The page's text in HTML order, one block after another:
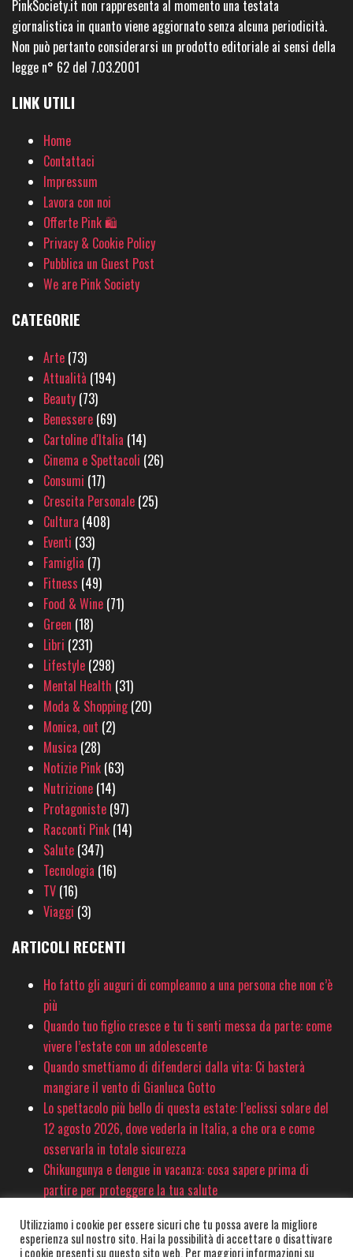
PinkSociety.it non rappresenta al momento una testata
giornalistica in quanto viene aggiornato senza alcuna periodicità.
Non può pertanto considerarsi un prodotto editoriale ai sensi della
legge n° 62 del 7.03.2001
LINK UTILI
Home
Contattaci
Impressum
Lavora con noi
Offerte Pink 🛍
Privacy & Cookie Policy
Pubblica un Guest Post
We are Pink Society
CATEGORIE
Arte (73)
Attualità (194)
Beauty (73)
Benessere (69)
Cartoline d'Italia (14)
Cinema e Spettacoli (26)
Consumi (17)
Crescita Personale (25)
Cultura (408)
Eventi (33)
Famiglia (7)
Fitness (49)
Food & Wine (71)
Green (18)
Libri (231)
Lifestyle (298)
Mental Health (31)
Moda & Shopping(20)
Monica, out (2)
Musica (28)
Notizie Pink (63)
Nutrizione (14)
Protagoniste (97)
Racconti Pink (14)
Salute (347)
Tecnologia (16)
TV (16)
Viaggi (3)
ARTICOLI RECENTI
Ho fatto gli auguri di compleanno a una persona che non c’è
più
Quando tuo figlio cresce e tu ti senti messa da parte: come
vivere l’estate con un adolescente
Quando smettiamo di difenderci dalla vita: Ci basterà
mangiare il vento di Gianluca Gotto
Lo spettacolo più bello di questa estate: l’eclissi solare del
12 agosto 2026, dove vederla in Italia, a che ora e come
osservarla in totale sicurezza
Chikungunya e dengue in vacanza: cosa sapere prima di
partire per proteggere la tua salute
© PinkSociety.it 2020-2026 - È vietata la copia e la riproduzione dei contenuti
Utilizziamo i cookie per essere sicuri che tu possa avere la migliore
esperienza sul nostro sito. Hai la possibilità di accettare o disattivare
i cookie presenti su questo sito web. Per maggiori informazioni su